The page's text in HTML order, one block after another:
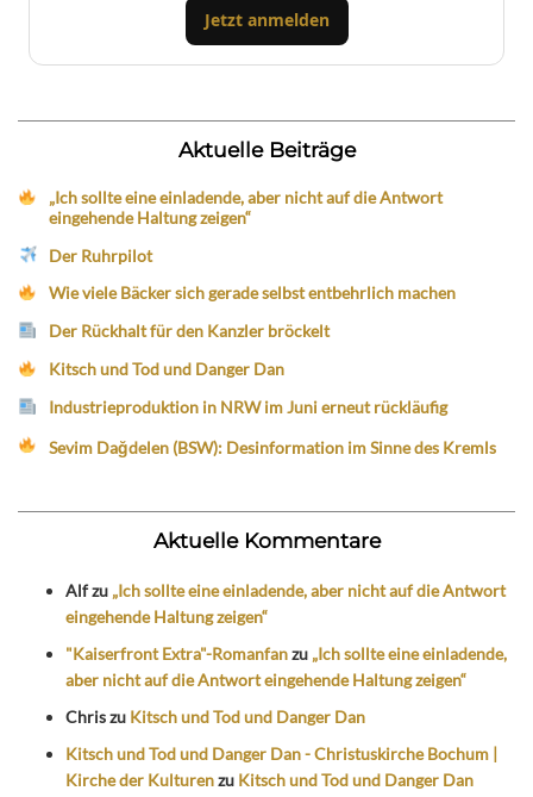
Jetzt anmelden
Aktuelle Beiträge
„Ich sollte eine einladende, aber nicht auf die Antwort
eingehende Haltung zeigen“
Der Ruhrpilot
Wie viele Bäcker sich gerade selbst entbehrlich machen
Der Rückhalt für den Kanzler bröckelt
Kitsch und Tod und Danger Dan
Industrieproduktion in NRW im Juni erneut rückläufig
Sevim Dağdelen (BSW): Desinformation im Sinne des Kremls
Aktuelle Kommentare
Alfzu „Ich sollte eine einladende, aber nicht auf die Antwort
eingehende Haltung zeigen“
"Kaiserfront Extra"-Romanfanzu „Ich sollte eine einladende,
aber nicht auf die Antwort eingehende Haltung zeigen“
Chriszu Kitsch und Tod und Danger Dan
Kitsch und Tod und Danger Dan - Christuskirche Bochum |
Kirche der Kulturenzu Kitsch und Tod und Danger Dan